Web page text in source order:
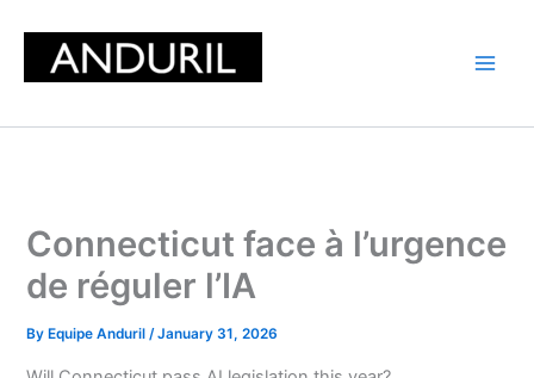
content
Connecticut face à l’urgence
de réguler l’IA
By Equipe Anduril/January 31, 2026